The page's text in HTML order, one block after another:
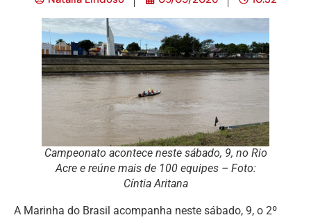
Campeonato acontece neste sábado, 9, no Rio
Acre e reúne mais de 100 equipes – Foto:
Cíntia Aritana
A Marinha do Brasil acompanha neste sábado, 9, o 2º